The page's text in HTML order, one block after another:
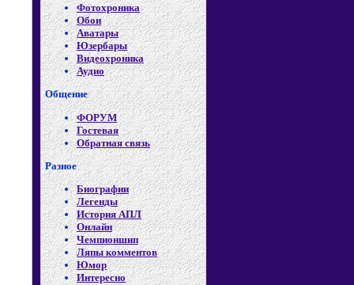
Фотохроника
Обои
Аватары
Юзербары
Видеохроника
Аудио
Общение
ФОРУМ
Гостевая
Обратная связь
Разное
Биографии
Легенды
История АПЛ
Онлайн
Чемпионшип
Ляпы комментов
Юмор
Интересно